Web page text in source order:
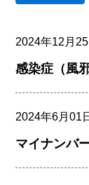
2024年12月25
感染症（風
2024年6月01
マイナンバ